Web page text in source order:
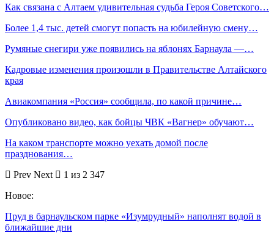
Как связана с Алтаем удивительная судьба Героя Советского…
Более 1,4 тыс. детей смогут попасть на юбилейную смену…
Румяные снегири уже появились на яблонях Барнаула —…
Кадровые изменения произошли в Правительстве Алтайского
края
Авиакомпания «Россия» сообщила, по какой причине…
Опубликовано видео, как бойцы ЧВК «Вагнер» обучают…
На каком транспорте можно уехать домой после
празднования…
Prev Next
1 из 2 347
Новое:
Пруд в барнаульском парке «Изумрудный» наполнят водой в
ближайшие дни